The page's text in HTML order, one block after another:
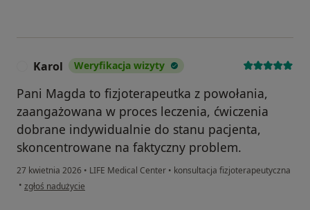
Karol Weryfikacja wizyty
Pani Magda to fizjoterapeutka z powołania,
zaangażowana w proces leczenia, ćwiczenia
dobrane indywidualnie do stanu pacjenta,
skoncentrowane na faktyczny problem.
27 kwietnia 2026 • LIFE Medical Center • konsultacja fizjoterapeutyczna
• w opinii użytkownika Karol
zgłoś nadużycie